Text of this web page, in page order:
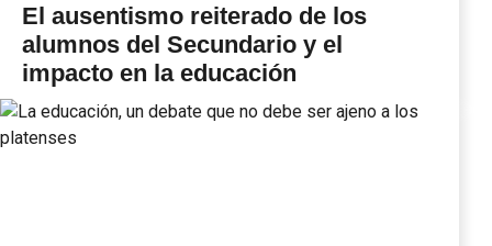
El ausentismo reiterado de los
alumnos del Secundario y el
impacto en la educación